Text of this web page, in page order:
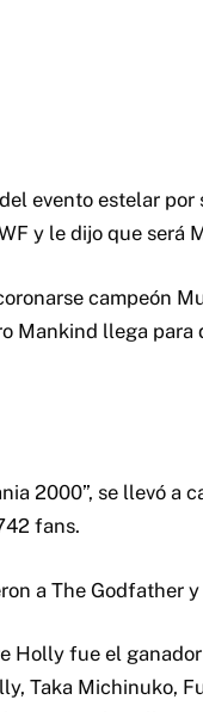
evento estelar
y le dijo que será
campeón
Mankind llega para
2000”, se llevó a
fans.
a The Godfather y
Holly fue el
Taka Michinuko,